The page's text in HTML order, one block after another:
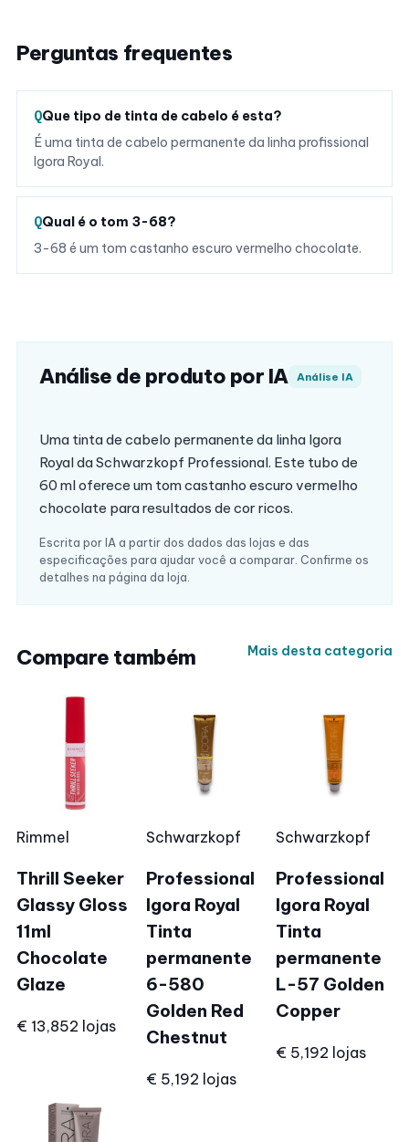
Perguntas frequentes
Que tipo de tinta de cabelo é esta?
É uma tinta de cabelo permanente da linha profissional
Igora Royal.
Qual é o tom 3-68?
3-68 é um tom castanho escuro vermelho chocolate.
Análise de produto por IA Análise IA
Uma tinta de cabelo permanente da linha Igora
Royal da Schwarzkopf Professional. Este tubo de
60 ml oferece um tom castanho escuro vermelho
chocolate para resultados de cor ricos.
Escrita por IA a partir dos dados das lojas e das
especificações para ajudar você a comparar. Confirme os
detalhes na página da loja.
Compare também Mais desta categoria
Rimmel
Thrill Seeker
Glassy Gloss
11ml
Chocolate
Glaze
€ 13,852 lojas
Schwarzkopf
Professional
Igora Royal
Tinta
permanente
6-580
Golden Red
Chestnut
€ 5,192 lojas
Schwarzkopf
Professional
Igora Royal
Tinta
permanente
L-57 Golden
Copper
€ 5,192 lojas